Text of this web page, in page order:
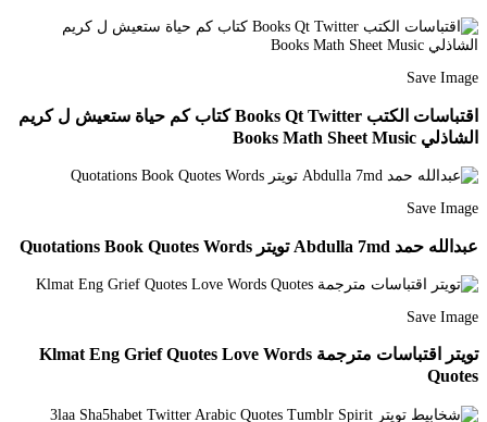
Save Image
اقتباسات الكتب Books Qt Twitter كتاب كم حياة ستعيش ل كريم
الشاذلي Books Math Sheet Music
Save Image
عبدالله حمد Abdulla 7md تويتر Quotations Book Quotes Words
Save Image
تويتر اقتباسات مترجمة Klmat Eng Grief Quotes Love Words
Quotes